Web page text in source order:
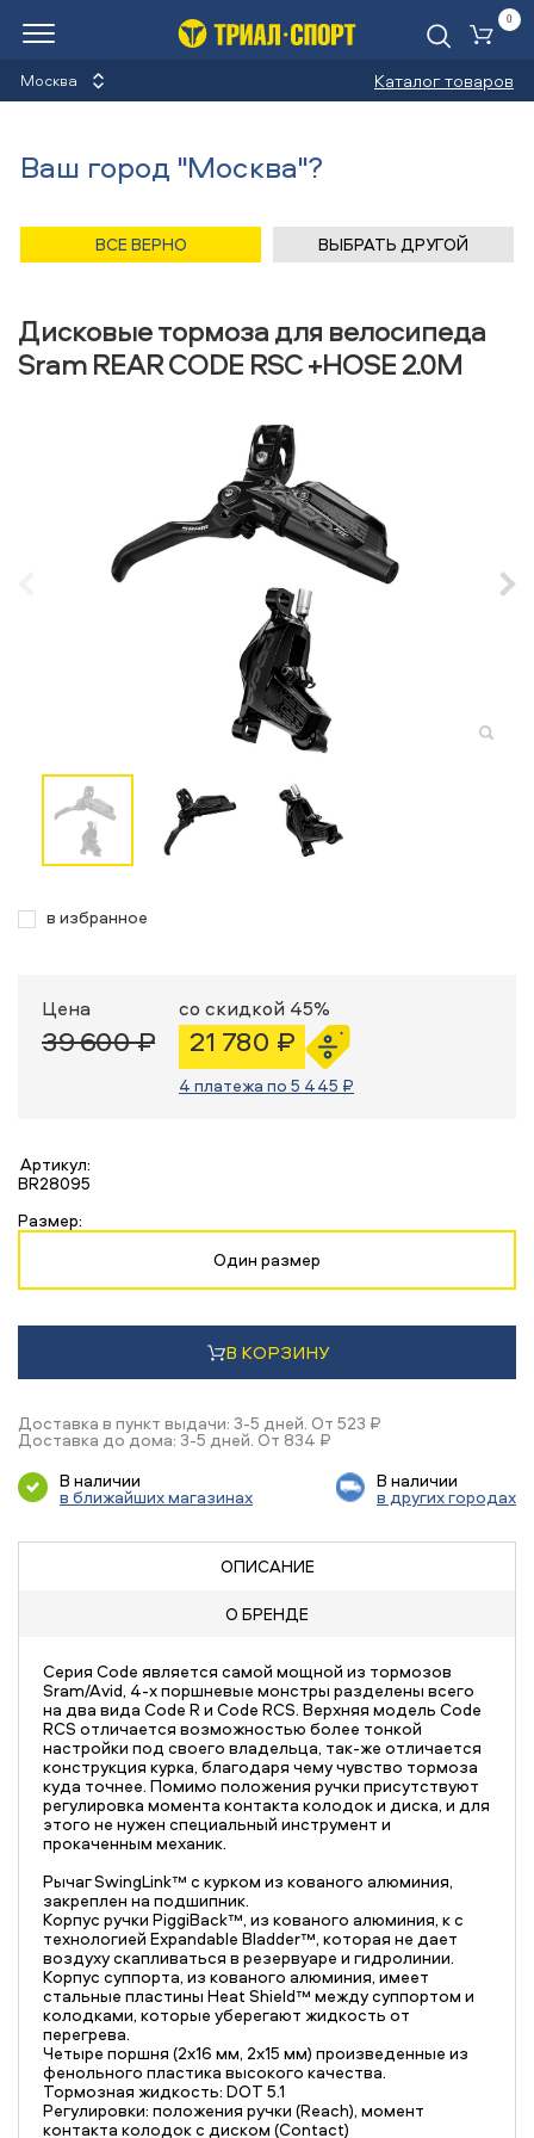
Москва Каталог товаров
0
велосипеда
Назад/Главная/Каталог/Велосипеды/Запчасти/
Дисковые тормоза для велосипеда
Sram
Дисковые тормоза для велосипеда
Sram REAR CODE RSC +HOSE 2.0M
в избранное
Цена
39 600 ₽
со скидкой 45%
21 780 ₽
4 платежа по 5 445 ₽
Артикул:
BR28095
Размер:
Один размер
В КОРЗИНУ
Доставка в пункт выдачи: 3-5 дней. От 523 ₽
Доставка до дома: 3-5 дней. От 834 ₽
В наличии
в ближайших магазинах
В наличии
в других городах
ОПИСАНИЕ
О БРЕНДЕ
Серия Code является самой мощной из тормозов
Sram/Avid, 4-x поршневые монстры разделены всего
на два вида Code R и Code RCS. Верхняя модель Code
RCS отличается возможностью более тонкой
настройки под своего владельца, так-же отличается
конструкция курка, благодаря чему чувство тормоза
куда точнее. Помимо положения ручки присутствуют
регулировка момента контакта колодок и диска, и для
этого не нужен специальный инструмент и
прокаченным механик.
Рычаг SwingLink™ с курком из кованого алюминия,
закреплен на подшипник.
Корпус ручки PiggiBack™, из кованого алюминия, к с
технологией Expandable Bladder™, которая не дает
воздуху скапливаться в резервуаре и гидролинии.
Корпус суппорта, из кованого алюминия, имеет
стальные пластины Heat Shield™ между суппортом и
колодками, которые уберегают жидкость от
перегрева.
Четыре поршня (2х16 мм, 2х15 мм) произведенные из
фенольного пластика высокого качества.
Тормозная жидкость: DOT 5.1
Регулировки: положения ручки (Reach), момент
контакта колодок с диском (Contact)
Ваш город "Москва"?
ВСЕ ВЕРНО ВЫБРАТЬ ДРУГОЙ